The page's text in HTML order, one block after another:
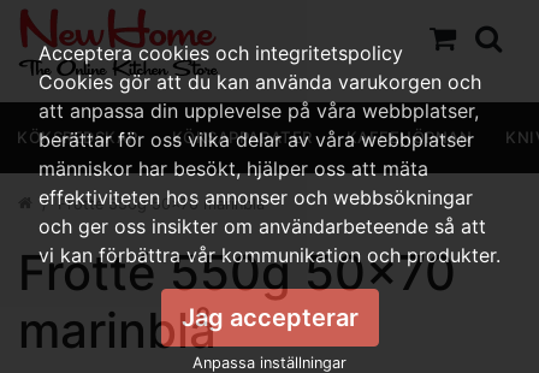
KÖKSREDSKAP KÖKSAPPARATER KAFFEHÖRNAN
Frotté 550g 50x70 marinblå
Frotté 550g 50x70
marinblå
Acceptera cookies och integritetspolicy
Cookies gör att du kan använda varukorgen och
att anpassa din upplevelse på våra webbplatser,
berättar för oss vilka delar av våra webbplatser
människor har besökt, hjälper oss att mäta
effektiviteten hos annonser och webbsökningar
och ger oss insikter om användarbeteende så att
vi kan förbättra vår kommunikation och produkter.
Jag accepterar
Anpassa inställningar